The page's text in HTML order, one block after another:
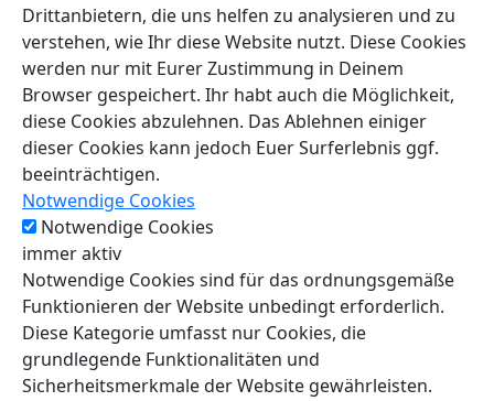
Drittanbietern, die uns helfen zu analysieren und zu
verstehen, wie Ihr diese Website nutzt. Diese Cookies
werden nur mit Eurer Zustimmung in Deinem
Browser gespeichert. Ihr habt auch die Möglichkeit,
diese Cookies abzulehnen. Das Ablehnen einiger
dieser Cookies kann jedoch Euer Surferlebnis ggf.
beeinträchtigen.
Notwendige Cookies
Notwendige Cookies
immer aktiv
Notwendige Cookies sind für das ordnungsgemäße
Funktionieren der Website unbedingt erforderlich.
Diese Kategorie umfasst nur Cookies, die
grundlegende Funktionalitäten und
Sicherheitsmerkmale der Website gewährleisten.